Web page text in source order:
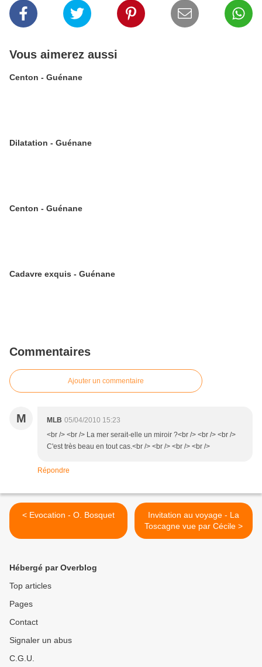
Vous aimerez aussi
Centon - Guénane
Dilatation - Guénane
Centon - Guénane
Cadavre exquis - Guénane
Commentaires
Ajouter un commentaire
M MLB 05/04/2010 15:23
<br /> <br /> La mer serait-elle un miroir ?<br /> <br /> <br />
C'est très beau en tout cas.<br /> <br /> <br /> <br />
Répondre
< Evocation - O. Bosquet
Invitation au voyage - La
Toscagne vue par Cécile >
Hébergé par Overblog
Top articles
Pages
Contact
Signaler un abus
C.G.U.